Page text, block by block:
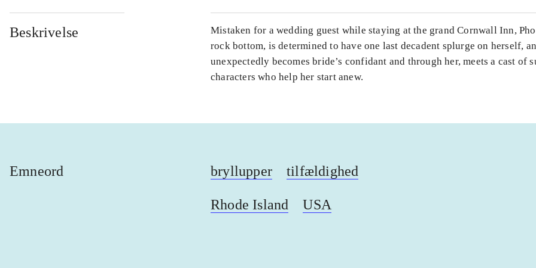
Beskrivelse
Mistaken for a wedding guest while staying at the grand Cornwall Inn,
rock bottom, is determined to have one last decadent splurge on herself,
unexpectedly becomes bride’s confidant and through her, meets a cast of
characters who help her start anew.
Emneord bryllupper tilfældighed
Rhode Island USA